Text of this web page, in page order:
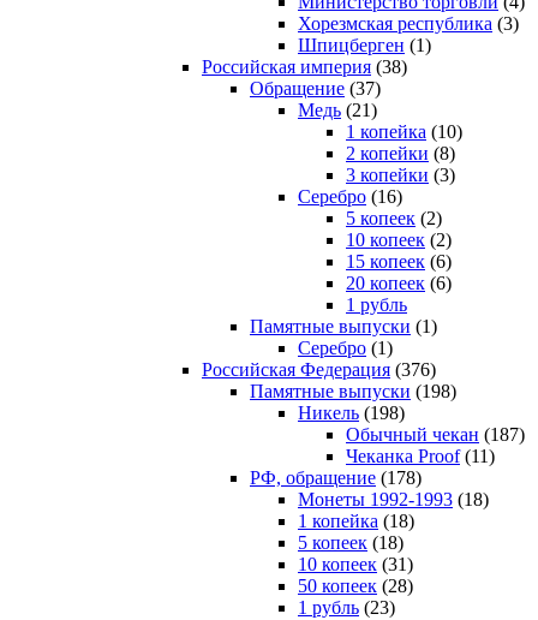
Хорезмская республика (3)
Шпицберген (1)
Российская империя (38)
Обращение (37)
Медь (21)
1 копейка (10)
2 копейки (8)
3 копейки (3)
Серебро (16)
5 копеек (2)
10 копеек (2)
15 копеек (6)
20 копеек (6)
1 рубль
Памятные выпуски (1)
Серебро (1)
Российская Федерация (376)
Памятные выпуски (198)
Никель (198)
Обычный чекан (187)
Чеканка Proof(11)
РФ, обращение (178)
Монеты 1992-1993 (18)
1 копейка (18)
5 копеек (18)
10 копеек (31)
50 копеек (28)
1 рубль (23)